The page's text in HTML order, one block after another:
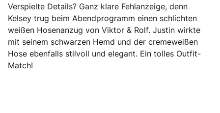
Verspielte Details? Ganz klare Fehlanzeige, denn
Kelsey trug beim Abendprogramm einen schlichten
weißen Hosenanzug von Viktor & Rolf. Justin wirkte
mit seinem schwarzen Hemd und der cremeweißen
Hose ebenfalls stilvoll und elegant. Ein tolles Outfit-
Match!